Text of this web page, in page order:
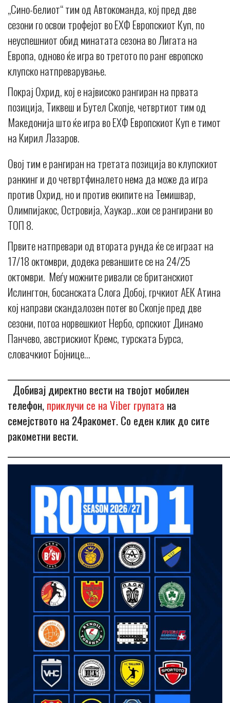
„Сино-белиот“ тим од Автокоманда, кој пред две
сезони го освои трофејот во ЕХФ Европскиот Куп, по
неуспешниот обид минатата сезона во Лигата на
Европа, одново ќе игра во третото по ранг европско
клупско натпреварување.
Покрај Охрид, кој е највисоко рангиран на првата
позиција, Тиквеш и Бутел Скопје, четвртиот тим од
Македонија што ќе игра во ЕХФ Европскиот Куп е тимот
на Кирил Лазаров.
Овој тим е рангиран на третата позиција во клупскиот
ранкинг и до четвртфиналето нема да може да игра
против Охрид, но и против екипите на Темишвар,
Олимпијакос, Островија, Хаукар…кои се рангирани во
ТОП 8.
Првите натпревари од втората рунда ќе се играат на
17/18 октомври, додека реваншите се на 24/25
октомври. Меѓу можните ривали се британскиот
Ислингтон, босанската Слога Добој, грчкиот АЕК Атина
кој направи скандалозен потег во Скопје пред две
сезони, потоа норвешкиот Нербо, српскиот Динамо
Панчево, австрискиот Кремс, турската Бурса,
словачкиот Бојнице…
Добивај директно вести на твојот мобилен
телефон,приклучи се на Viber групата на
семејството на 24ракомет. Со еден клик до сите
ракометни вести.